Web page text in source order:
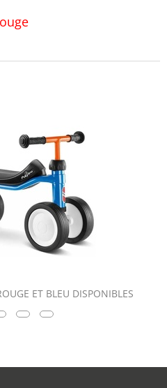
ET BLEU DISPONIBLES